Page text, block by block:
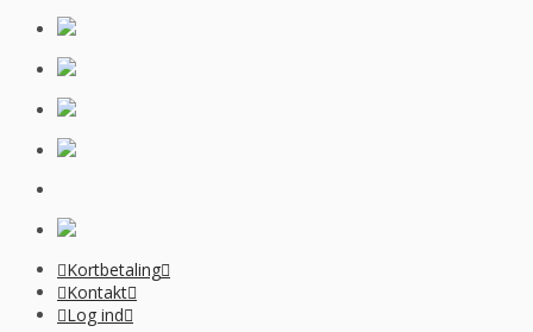
Kortbetaling
Kontakt
Log ind